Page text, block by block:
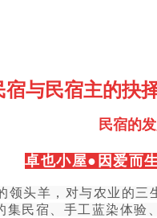
宿与民宿主的抉
民宿的
卓也小屋●因爱而
头羊，对与农业的
民宿、手工蓝染体